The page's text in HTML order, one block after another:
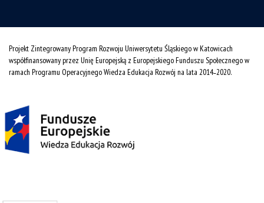
Projekt Zintegrowany Program Rozwoju Uniwersytetu Śląskiego w Katowicach
współfinansowany przez Unię Europejską z Europejskiego Funduszu Społecznego w
ramach Programu Operacyjnego Wiedza Edukacja Rozwój na lata 2014˗2020.